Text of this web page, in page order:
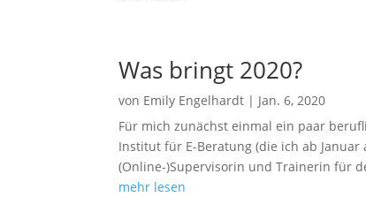
Was bringt 2020?
von Emily Engelhardt | Jan. 6, 2020
Für mich zunächst einmal ein paar
Institut für E-Beratung (die ich ab
(Online-)Supervisorin und Trainerin für
mehr lesen